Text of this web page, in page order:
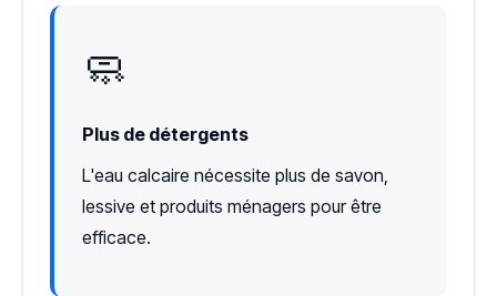
🧼
Plus de détergents
L'eau calcaire nécessite plus de savon,
lessive et produits ménagers pour être
efficace.